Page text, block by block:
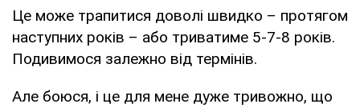
Це може трапитися доволі швидко – протягом
наступних років – або триватиме 5-7-8 років.
Подивимося залежно від термінів.
Але боюся, і це для мене дуже тривожно, що